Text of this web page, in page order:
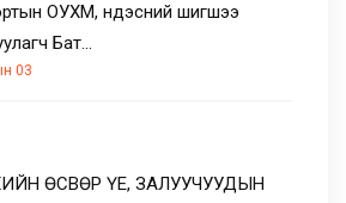
ОУХМ, үндэсний шигшээ
Бат…
03
ӨСВӨР ҮЕ, ЗАЛУУЧУУДЫН